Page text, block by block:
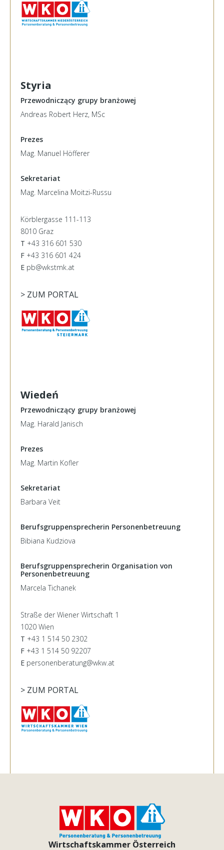
Styria
Przewodniczący grupy branżowej
Andreas Robert Herz, MSc
Prezes
Mag. Manuel Höfferer
Sekretariat
Mag. Marcelina Moitzi-Russu
Körblergasse 111-113
8010 Graz
T +43 316 601 530
F +43 316 601 424
E pb@wkstmk.at
> ZUM PORTAL
Wiedeń
Przewodniczący grupy branżowej
Mag. Harald Janisch
Prezes
Mag. Martin Kofler
Sekretariat
Barbara Veit
Berufsgruppensprecherin Personenbetreuung
Bibiana Kudziova
Berufsgruppensprecherin Organisation von
Personenbetreuung
Marcela Tichanek
Straße der Wiener Wirtschaft 1
1020 Wien
T +43 1 514 50 2302
F +43 1 514 50 92207
E personenberatung@wkw.at
> ZUM PORTAL
Wirtschaftskammer Österreich